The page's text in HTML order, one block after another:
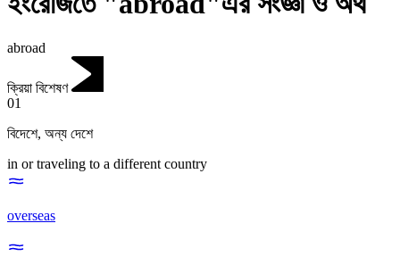
abroad
ক্রিয়া বিশেষণ
01
বিদেশে, অন্য দেশে
in or traveling to a different country
overseas